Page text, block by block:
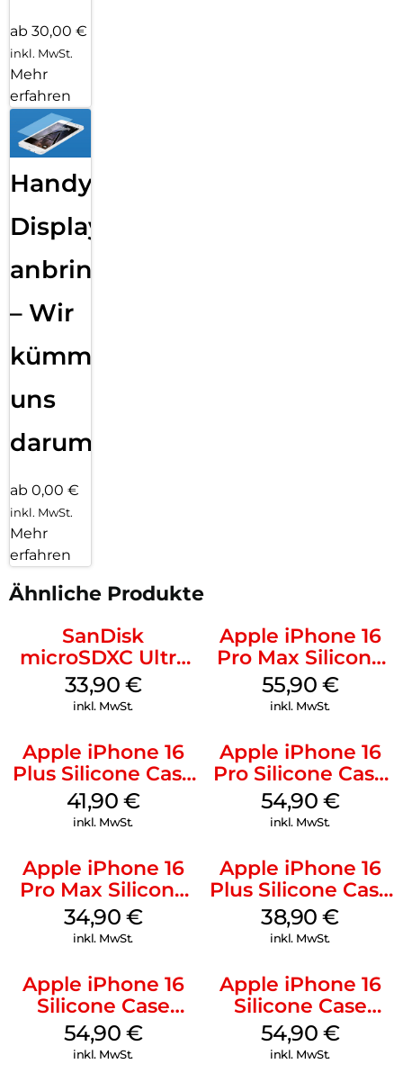
ab 30,00 €
inkl. MwSt.
Mehr
erfahren
Handy
Displayfolie
anbringen
– Wir
kümmern
uns
darum!
ab 0,00 €
inkl. MwSt.
Mehr
erfahren
Ähnliche Produkte
SanDisk
microSDXC Ultra
128 GB + Adapter
Mobile
33,90 €
inkl. MwSt.
Apple iPhone 16
Pro Max Silicone
Case MagSafe
Stone Gray
55,90 €
inkl. MwSt.
Apple iPhone 16
Plus Silicone Case
MagSafe Stone
Gray
41,90 €
inkl. MwSt.
Apple iPhone 16
Pro Silicone Case
MagSafe Black
54,90 €
inkl. MwSt.
Apple iPhone 16
Pro Max Silicone
Case MagSafe
Denim
34,90 €
inkl. MwSt.
Apple iPhone 16
Plus Silicone Case
MagSafe Denim
38,90€
inkl. MwSt.
Apple iPhone 16
Silicone Case
MagSafe Lake
Green
54,90 €
inkl. MwSt.
Apple iPhone 16
Silicone Case
MagSafe Black
54,90 €
inkl. MwSt.